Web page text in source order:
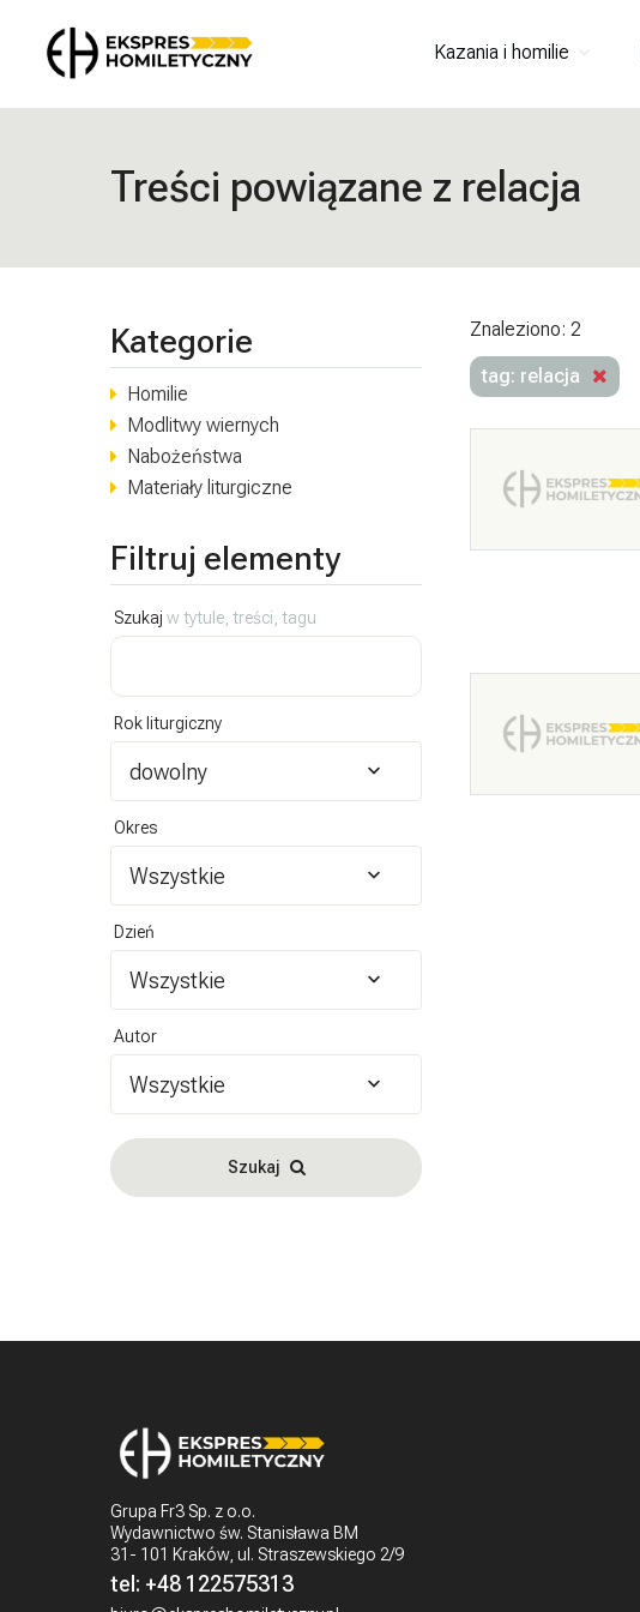
Kazania i homilie
Treści powiązane z relacja
Kategorie
Homilie
Modlitwy wiernych
Nabożeństwa
Materiały liturgiczne
Filtruj elementy
Szukaj w tytule, treści, tagu
Rok liturgiczny
dowolny
Okres
Wszystkie
Dzień
Wszystkie
Autor
Wszystkie
Szukaj
Znaleziono: 2
tag: relacja
Grupa Fr3 Sp. z o.o.
Wydawnictwo św. Stanisława BM
31- 101 Kraków, ul. Straszewskiego 2/9
tel: +48 122575313